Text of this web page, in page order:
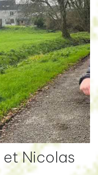
et Nicolas